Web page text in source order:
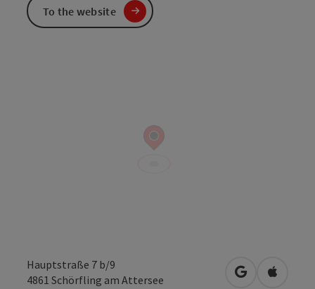
Hauptstraße 7 b/9
4861 Schörfling am Attersee open inOpen in
To the website